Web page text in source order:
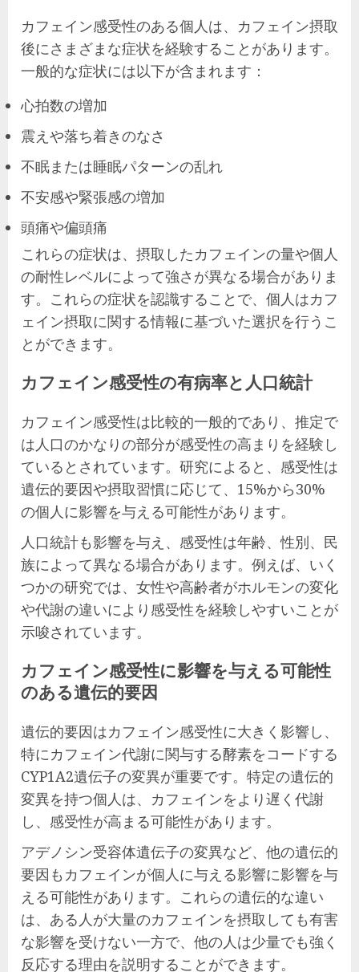
カフェイン感受性のある個人は、カフェイン摂取
後にさまざまな症状を経験することがあります。
一般的な症状には以下が含まれます：
心拍数の増加
震えや落ち着きのなさ
不眠または睡眠パターンの乱れ
不安感や緊張感の増加
頭痛や偏頭痛
これらの症状は、摂取したカフェインの量や個人
の耐性レベルによって強さが異なる場合がありま
す。これらの症状を認識することで、個人はカフ
ェイン摂取に関する情報に基づいた選択を行うこ
とができます。
カフェイン感受性の有病率と人口統計
カフェイン感受性は比較的一般的であり、推定で
は人口のかなりの部分が感受性の高まりを経験し
ているとされています。研究によると、感受性は
遺伝的要因や摂取習慣に応じて、15%から30%
の個人に影響を与える可能性があります。
人口統計も影響を与え、感受性は年齢、性別、民
族によって異なる場合があります。例えば、いく
つかの研究では、女性や高齢者がホルモンの変化
や代謝の違いにより感受性を経験しやすいことが
示唆されています。
カフェイン感受性に影響を与える可能性
のある遺伝的要因
遺伝的要因はカフェイン感受性に大きく影響し、
特にカフェイン代謝に関与する酵素をコードする
CYP1A2遺伝子の変異が重要です。特定の遺伝的
変異を持つ個人は、カフェインをより遅く代謝
し、感受性が高まる可能性があります。
アデノシン受容体遺伝子の変異など、他の遺伝的
要因もカフェインが個人に与える影響に影響を与
える可能性があります。これらの遺伝的な違い
は、ある人が大量のカフェインを摂取しても有害
な影響を受けない一方で、他の人は少量でも強く
反応する理由を説明することができます。